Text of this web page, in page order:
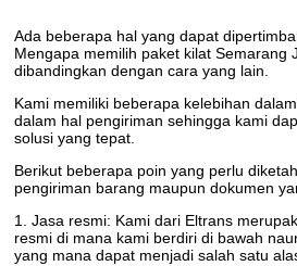
Ada beberapa hal yang dapat
Mengapa memilih paket kilat Semarang
dibandingkan dengan cara yang lain.
Kami memiliki beberapa kelebihan
dalam hal pengiriman sehingga kami
solusi yang tepat.
Berikut beberapa poin yang perlu
pengiriman barang maupun dokumen
1. Jasa resmi: Kami dari Eltrans
resmi di mana kami berdiri di bawah
yang mana dapat menjadi salah satu